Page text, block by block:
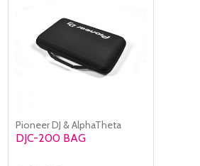
Pioneer DJ & AlphaTheta
DJC-200 BAG